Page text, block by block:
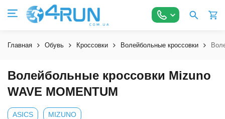
Главная Обувь Кроссовки Волейбольные кроссовки
Волейбольные кроссовки Mizuno
WAVE MOMENTUM
ASICS MIZUNO